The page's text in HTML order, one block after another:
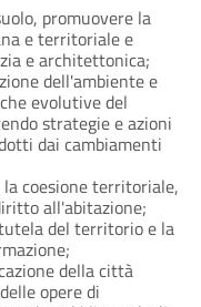
promuovere la
e territoriale e
e architettonica;
dell'ambiente e
evolutive del
strategie e azioni
dai cambiamenti
coesione territoriale,
all'abitazione;
del territorio e la
della città
opere di